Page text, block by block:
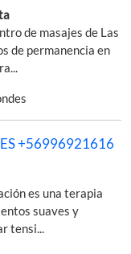
de masajes de Las
de permanencia en
+56996921616
es una terapia
suaves y
tensi...